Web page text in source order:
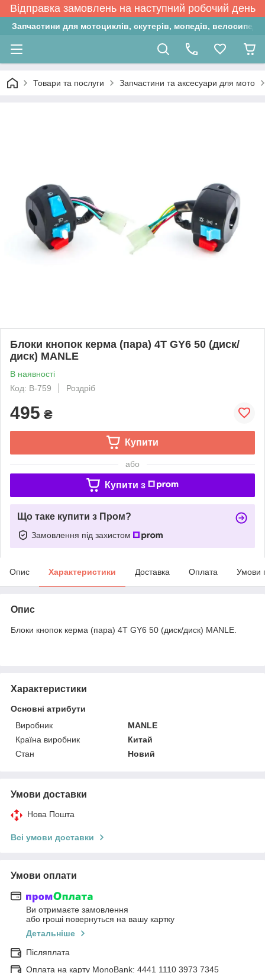
Відправка замовлень на наступний робочий день
Запчастини для мотоциклів, скутерів, мопедів,
Товари та послуги Запчастини та аксесуари для мото
Блоки кнопок керма (пара) 4T GY6 50 (диск/
диск) MANLE
В наявності
Код: B-759
Роздріб
495 ₴
Купити
або
Купити з
Що таке купити з Пром?
Замовлення під захистом
Опис Характеристики Доставка Оплата Умови
Опис
Блоки кнопок керма (пара) 4T GY6 50 (диск/диск) MANLE.
Характеристики
Основні атрибути
Виробник
MANLE
Країна виробник
Китай
Стан
Новий
Умови доставки
Нова Пошта
Всі умови доставки
Умови оплати
Ви отримаєте замовлення
або гроші повернуться на вашу картку
Детальніше
Післяплата
Оплата на карту MonoBank: 4441 1110 3973 7345